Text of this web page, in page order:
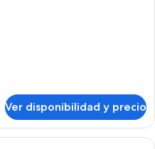
Ver disponibilidad y precio
Una mujer con traje de baño blanco